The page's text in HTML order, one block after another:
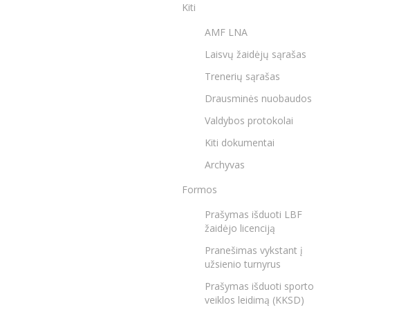
Kiti
AMF LNA
Laisvų žaidėjų sąrašas
Trenerių sąrašas
Drausminės nuobaudos
Valdybos protokolai
Kiti dokumentai
Archyvas
Formos
Prašymas išduoti LBF
žaidėjo licenciją
Pranešimas vykstant į
užsienio turnyrus
Prašymas išduoti sporto
veiklos leidimą (KKSD)